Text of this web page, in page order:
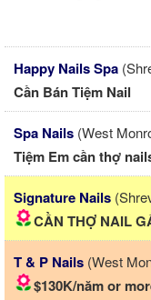
Happy Nails Spa
Cần Bán Tiệm Nail
Spa Nails (West
Tiệm Em cần thợ
Signature Nails
CẦN THỢ NAIL
T & P Nails (West
$130K/năm or